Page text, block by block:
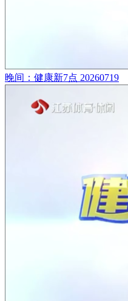
晚间：健康新7点 20260719